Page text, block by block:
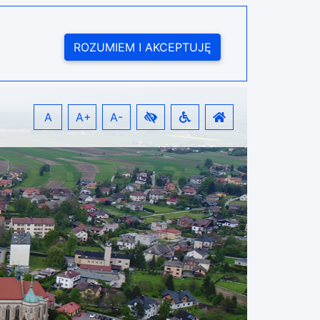
ROZUMIEM I AKCEPTUJĘ
A A+ A-